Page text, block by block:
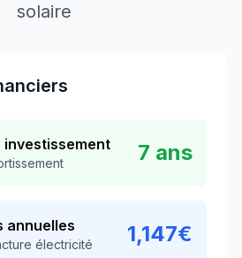
solaire
investissement 7 ans
annuelles
électricité 1,147€